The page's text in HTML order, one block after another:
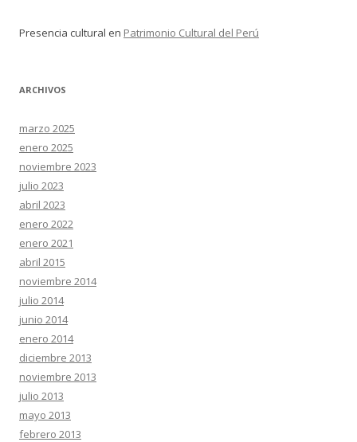
Presencia cultural en Patrimonio Cultural del Perú
ARCHIVOS
marzo 2025
enero 2025
noviembre 2023
julio 2023
abril 2023
enero 2022
enero 2021
abril 2015
noviembre 2014
julio 2014
junio 2014
enero 2014
diciembre 2013
noviembre 2013
julio 2013
mayo 2013
febrero 2013